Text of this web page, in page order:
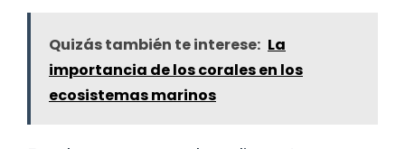
Quizás también te interese: La
importancia de los corales en los
ecosistemas marinos